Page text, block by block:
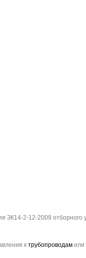
2-12-2009
к трубопроводам или